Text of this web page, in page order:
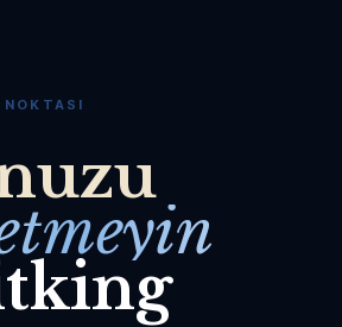
NOKTASI